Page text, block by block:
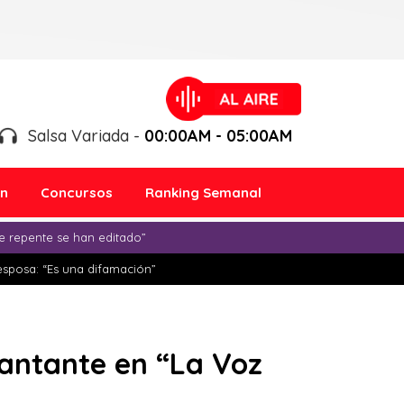
Salsa Variada - 00:00AM - 05:00AM
Concursos Ranking Semanal
repente se han editado”
“Es una difamación”
en “La Voz